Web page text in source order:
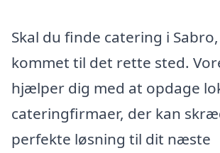
Skal du finde catering i
kommet til det rette sted.
hjælper dig med at opdage
cateringfirmaer, der kan
perfekte løsning til dit næste